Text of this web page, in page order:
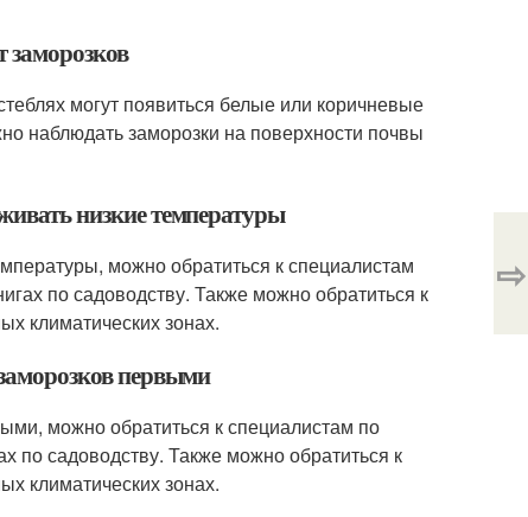
заморозков
могут появиться белые или коричневые
наблюдать заморозки на поверхности почвы
низкие температуры
можно обратиться к специалистам
по садоводству. Также можно обратиться к
климатических зонах.
первыми
можно обратиться к специалистам по
по садоводству. Также можно обратиться к
климатических зонах.
⇨